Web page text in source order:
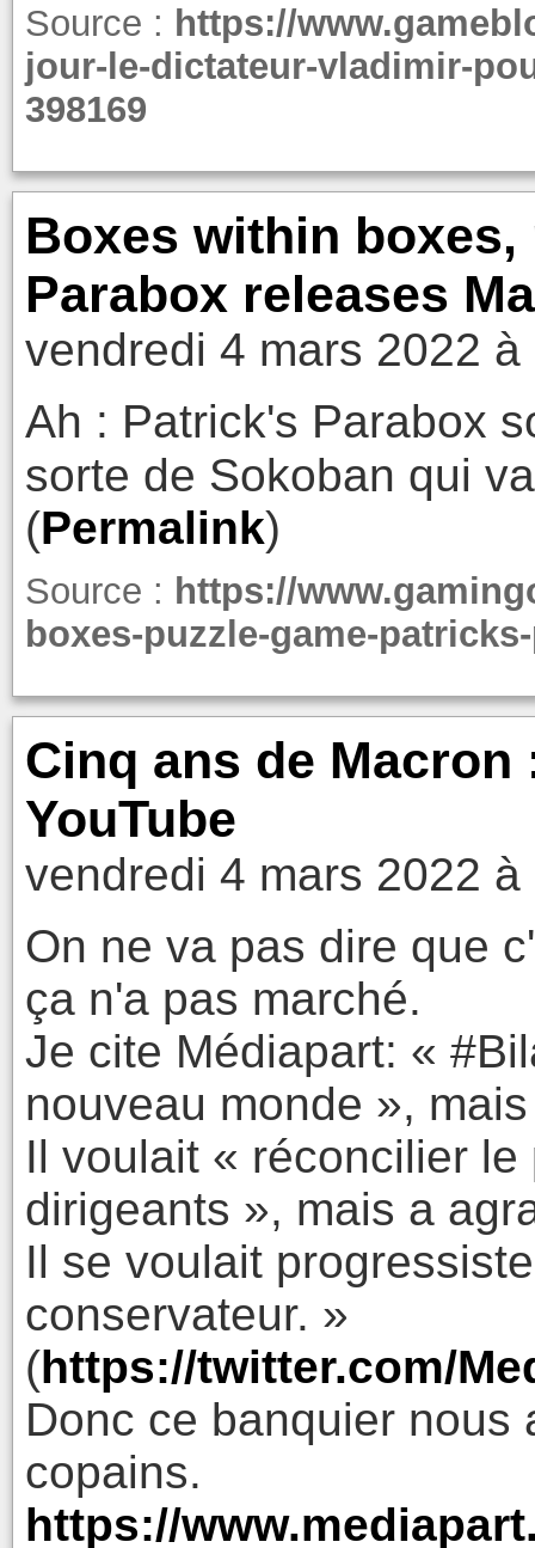
Source : https://
jour-le-dictateur-vladimir-
398169
Boxes within
Parabox releases
vendredi 4 mars 2022 à
Ah : Patrick's Parabox
sorte de Sokoban qui
(Permalink)
Source : https://
boxes-puzzle-game-
Cinq ans de
YouTube
vendredi 4 mars 2022 à
On ne va pas dire que
ça n'a pas marché.
Je cite Médiapart: «
nouveau monde »,
Il voulait « réconcilier
dirigeants », mais a
Il se voulait
conservateur. »
(https://twitter.com/
Donc ce banquier nous
copains.
https://